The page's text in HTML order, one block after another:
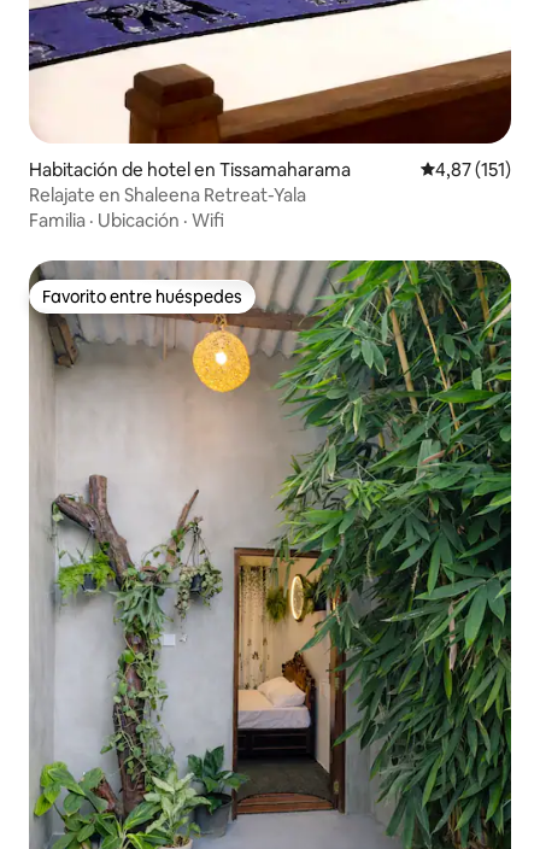
Habitación de hotel en Tissamaharama Calificación
4,87 (151)
Relajate en Shaleena Retreat-Yala
Familia · Ubicación · Wifi
Favorito entre huéspedes
Favorito entre huéspedes